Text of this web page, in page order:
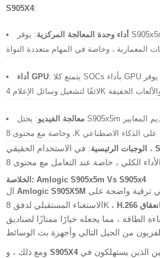
S905X4:
أداء وحدة المعالجة المركزية: يوفر S905x5m درجات أفضل بشكل هامشي
أداء GPU: يتمتع كلا SOCs بأداء GPU مماثل ، حيث يوفر Mali-G31 أداءً
معالجة الفيديو: يحتل S905x5m أعلى في فك تشفير الفيديو وتقديم المعايير
الوجبات الرئيسية : في الاستخدام الحقيقي ،
الخلاصة: Amlogic S905x5m Vs S905x4
Amlogic S905X5M
الاستغناء المستقبلي لدفق 8K ،
الطاقة ، مما يجعله خيارًا ممتازًا لصناديق
S905X4لا يزال منافسًا قويًا للمستخدمين الذين يستهلكون في